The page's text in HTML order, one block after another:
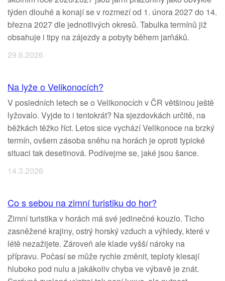
týden dlouhé a konají se v rozmezí od 1. února 2027 do 14.
března 2027 dle jednotlivých okresů. Tabulka termínů již
obsahuje i tipy na zájezdy a pobyty během jarňáků.
29.6.2026
Na lyže o Velikonocích?
V posledních letech se o Velikonocích v ČR většinou ještě
lyžovalo. Vyjde to i tentokrát? Na sjezdovkách určitě, na
běžkách těžko říct. Letos sice vychází Velikonoce na brzký
termín, ovšem zásoba sněhu na horách je oproti typické
situaci tak desetinová. Podívejme se, jaké jsou šance.
14.3.2026
Co s sebou na zimní turistiku do hor?
Zimní turistika v horách má své jedinečné kouzlo. Ticho
zasněžené krajiny, ostrý horský vzduch a výhledy, které v
létě nezažijete. Zároveň ale klade vyšší nároky na
přípravu. Počasí se může rychle změnit, teploty klesají
hluboko pod nulu a jakákoliv chyba ve výbavě je znát.